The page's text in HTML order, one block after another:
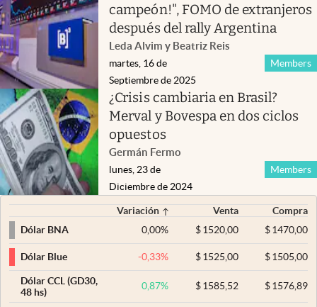
campeón!", FOMO de extranjeros
después del rally Argentina
Leda Alvim y Beatriz Reis
Members
martes, 16 de
Septiembre de 2025
¿Crisis cambiaria en Brasil?
Merval y Bovespa en dos ciclos
opuestos
Germán Fermo
Members
lunes, 23 de
Diciembre de 2024
Variación Venta
Compra
Dólar BNA
0,00% $ 1520,00 $1470,00
Dólar Blue -0,33% $ 1525,00 $1505,00
Dólar CCL (GD30,
48 hs)
0,87% $ 1585,52 $1576,89